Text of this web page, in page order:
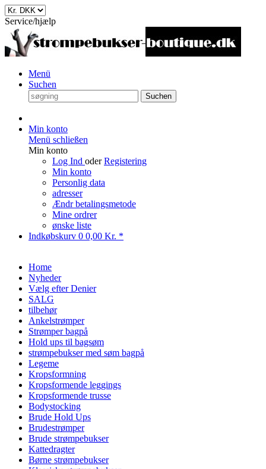
Service/hjælp
Menü
Suchen
Suchen
Min konto
Menü schließen
Min konto
Log Ind oderRegistering
Min konto
Personlig data
adresser
Ændr betalingsmetode
Mine ordrer
ønske liste
Indkøbskurv 0 0,00 Kr. *
Home
Nyheder
Vælg efter Denier
SALG
tilbehør
Ankelstrømper
Strømper bagpå
Hold ups til bagsøm
strømpebukser med søm bagpå
Legeme
Kropsformning
Kropsformende leggings
Kropsformende trusse
Bodystocking
Brude Hold Ups
Brudestrømper
Brude strømpebukser
Kattedragter
Børne strømpebukser